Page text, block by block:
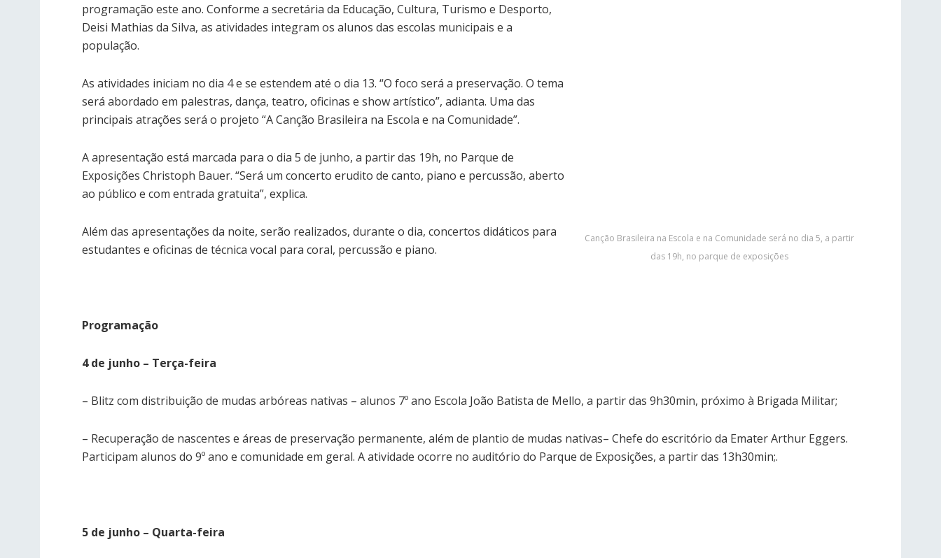
Canção Brasileira na Escola e na Comunidade será no dia 5, a partir
das 19h, no parque de exposições
programação este ano. Conforme a secretária da Educação, Cultura, Turismo e Desporto,
Deisi Mathias da Silva, as atividades integram os alunos das escolas municipais e a
população.
As atividades iniciam no dia 4 e se estendem até o dia 13. “O foco será a preservação. O tema
será abordado em palestras, dança, teatro, oficinas e show artístico”, adianta. Uma das
principais atrações será o projeto “A Canção Brasileira na Escola e na Comunidade”.
A apresentação está marcada para o dia 5 de junho, a partir das 19h, no Parque de
Exposições Christoph Bauer. “Será um concerto erudito de canto, piano e percussão, aberto
ao público e com entrada gratuita”, explica.
Além das apresentações da noite, serão realizados, durante o dia, concertos didáticos para
estudantes e oficinas de técnica vocal para coral, percussão e piano.
Programação
4 de junho – Terça-feira
– Blitz com distribuição de mudas arbóreas nativas – alunos 7º ano Escola João Batista de Mello, a partir das 9h30min, próximo à Brigada Militar;
– Recuperação de nascentes e áreas de preservação permanente, além de plantio de mudas nativas– Chefe do escritório da Emater Arthur Eggers.
Participam alunos do 9º ano e comunidade em geral. A atividade ocorre no auditório do Parque de Exposições, a partir das 13h30min;.
5 de junho – Quarta-feira